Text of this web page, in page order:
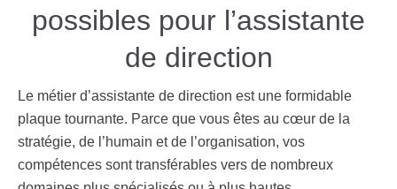
possibles pour l’assistante
de direction
Le métier d’assistante de direction est une formidable
plaque tournante. Parce que vous êtes au cœur de la
stratégie, de l’humain et de l’organisation, vos
compétences sont transférables vers de nombreux